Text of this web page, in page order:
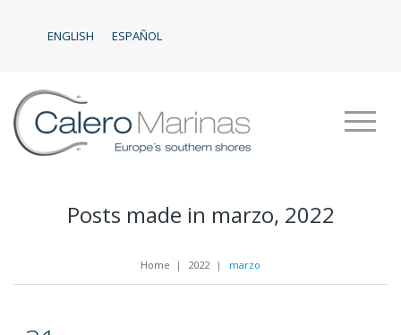
ENGLISH ESPAÑOL
Posts made in marzo, 2022
Home | 2022 | marzo